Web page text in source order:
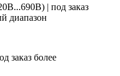
| под заказ
диапазон
заказ более